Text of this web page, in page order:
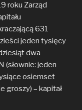
roku Zarząd
631
jeden tysięcy
dwa
(słownie: jeden
osiemset
groszy) – kapitał